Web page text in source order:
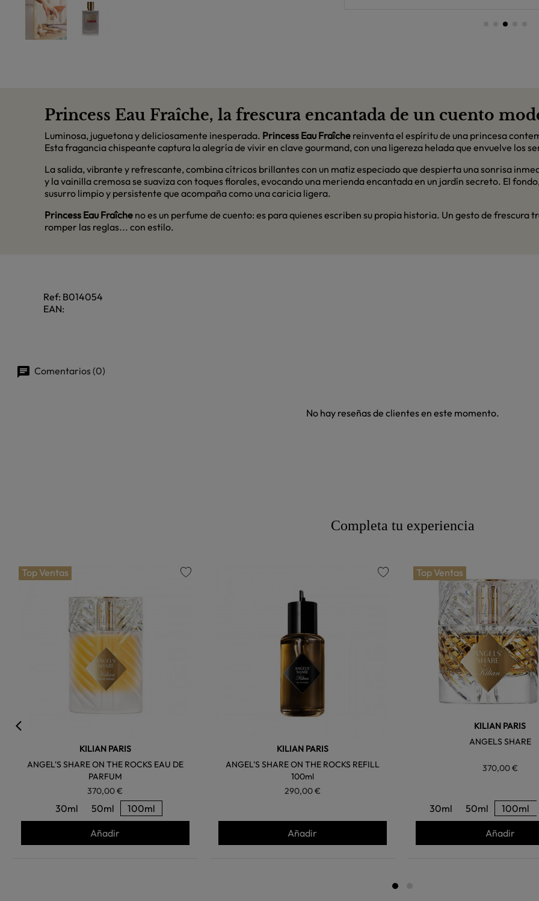
Princess Eau Fraîche, la frescura encantada de un cuento
Luminosa, juguetona y deliciosamente inesperada. Princess Eau Fraîche reinventa el espíritu de una princesa
Esta fragancia chispeante captura la alegría de vivir en clave gourmand, con una ligereza helada que envuelve los
La salida, vibrante y refrescante, combina cítricos brillantes con un matiz especiado que despierta una sonrisa
y la vainilla cremosa se suaviza con toques florales, evocando una merienda encantada en un jardín secreto. El
susurro limpio y persistente que acompaña como una caricia ligera.
Princess Eau Fraîche no es un perfume de cuento: es para quienes escriben su propia historia. Un gesto de frescura
romper las reglas... con estilo.
Ref: B014054
EAN:
Comentarios (0)
No hay reseñas de clientes en este momento.
Completa tu experiencia
Top Ventas
KILIAN PARIS
ANGEL'S SHARE ON THE ROCKS EAU DE
PARFUM
370,00 €
30ml 50ml 100ml
Añadir
KILIAN PARIS
ANGEL'S SHARE ON THE ROCKS REFILL
100ml
290,00 €
Añadir
Top Ventas
KILIAN PARIS
ANGELS SHARE
370,00 €
30ml 50ml 100ml
Añadir